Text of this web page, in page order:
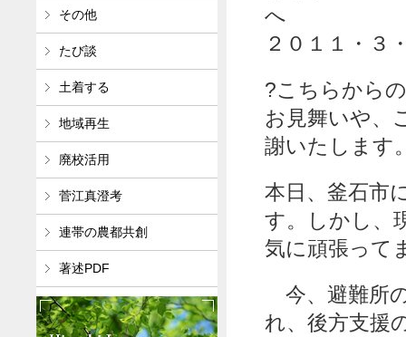
２０１１・３
?こちらから
お見舞いや、
謝いたします
本日、釜石市
す。しかし、
気に頑張って
今、避難所
れ、後方支援
その他
たび談
土着する
地域再生
廃校活用
菅江真澄考
連帯の農都共創
著述PDF